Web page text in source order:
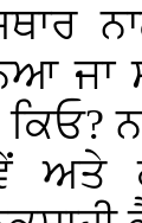
ਜਾ
ਅਤੇ